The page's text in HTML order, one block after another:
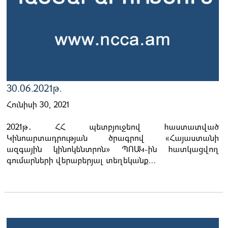
30.06.2021թ.
Հունիսի 30, 2021
2021թ․ ՀՀ պետբյուջեով հաստատված
Կինոարտադրության ծրագրով «Հայաստանի
ազգային կինոկենտրոն» ՊՈԱԿ-ին հատկացվող
գումարների վերաբերյալ տեղեկանք...